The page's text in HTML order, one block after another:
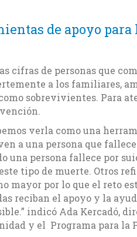
de apoyo
cifras de personas que
a los familiares,
sobrevivientes. Para
verla como una
a una persona que
una persona fallece por
tipo de muerte. Otros
mayor por lo que el reto
reciban el apoyo y la
indicó Ada Kercadó,
y el Programa para la